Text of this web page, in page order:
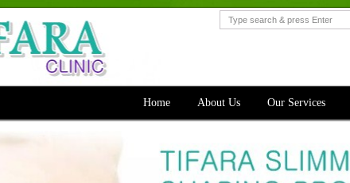
Home About Us Our Services